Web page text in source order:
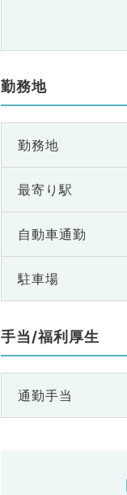
勤務地
勤務地
最寄り駅
自動車通勤
駐車場
手当/福利厚生
通勤手当